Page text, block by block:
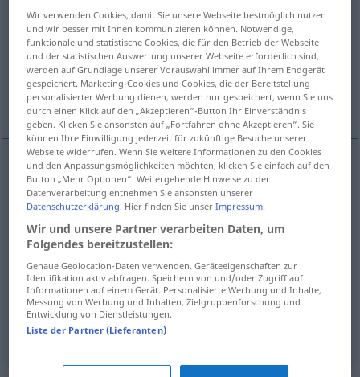
woheradv
Übersicht aller Übersetzungen
(Für mehr Details die Übersetzung anklicken/antippen)
d’où?, de quel côté? d’où
d’où? woher interrogativ
dequel côté? woher
d’où woherrelativisch
Wir verwenden Cookies, damit Sie unsere Webseite bestmöglich nutzen
und wir besser mit Ihnen kommunizieren können. Notwendige,
funktionale und statistische Cookies, die für den Betrieb der Webseite
und der statistischen Auswertung unserer Webseite erforderlich sind,
werden auf Grundlage unserer Vorauswahl immer auf Ihrem Endgerät
gespeichert. Marketing-Cookies und Cookies, die der Bereitstellung
personalisierter Werbung dienen, werden nur gespeichert, wenn Sie uns
durch einen Klick auf den „Akzeptieren“-Button Ihr Einverständnis
geben. Klicken Sie ansonsten auf „Fortfahren ohne Akzeptieren“. Sie
können Ihre Einwilligung jederzeit für zukünftige Besuche unserer
Webseite widerrufen. Wenn Sie weitere Informationen zu den Cookies
und den Anpassungsmöglichkeiten möchten, klicken Sie einfach auf den
Button „Mehr Optionen“. Weitergehende Hinweise zu der
Datenverarbeitung entnehmen Sie ansonsten unserer
Datenschutzerklärung. Hier finden Sie unserImpressum.
Wir und unsere Partner verarbeiten Daten, um
Folgendes bereitzustellen:
Genaue Geolocation-Daten verwenden. Geräteeigenschaften zur
Identifikation aktiv abfragen. Speichern von und/oder Zugriff auf
Informationen auf einem Gerät. Personalisierte Werbung und Inhalte,
Messung von Werbung und Inhalten, Zielgruppenforschung und
Entwicklung von Dienstleistungen.
Liste der Partner (Lieferanten)